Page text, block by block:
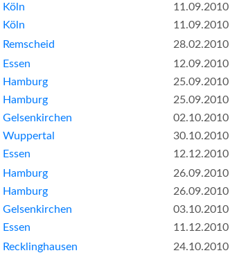
Köln
11.09.2010
Köln
11.09.2010
Remscheid
28.02.2010
Essen
12.09.2010
Hamburg
25.09.2010
Hamburg
25.09.2010
Gelsenkirchen
02.10.2010
Wuppertal
30.10.2010
Essen
12.12.2010
Hamburg
26.09.2010
Hamburg
26.09.2010
Gelsenkirchen
03.10.2010
Essen
11.12.2010
Recklinghausen
24.10.2010